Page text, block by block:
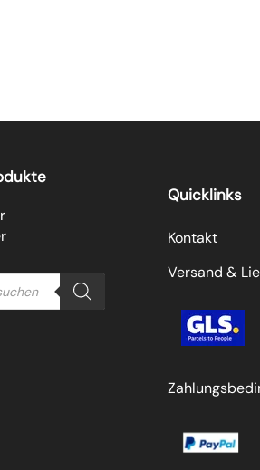
Quicklinks
Kontakt
Versand &